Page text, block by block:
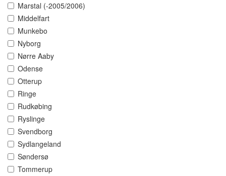
Marstal (-2005/2006)
Middelfart
Munkebo
Nyborg
Nørre Aaby
Odense
Otterup
Ringe
Rudkøbing
Ryslinge
Svendborg
Sydlangeland
Søndersø
Tommerup